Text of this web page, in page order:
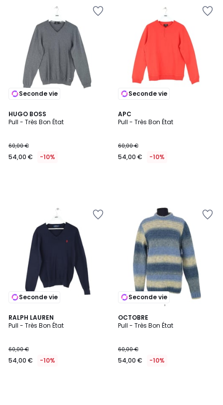
Seconde vie
HUGO BOSS
Pull - Très Bon État
60,00 €
54,00 € -10%
Seconde vie
APC
Pull - Très Bon État
60,00 €
54,00 € -10%
Seconde vie
RALPH LAUREN
Pull - Très Bon État
60,00 €
54,00 € -10%
Seconde vie
OCTOBRE
Pull - Très Bon État
60,00 €
54,00 € -10%